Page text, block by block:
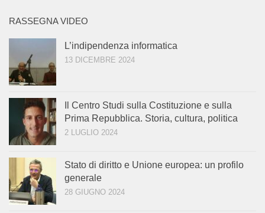
RASSEGNA VIDEO
L’indipendenza informatica
13 DICEMBRE 2024
Il Centro Studi sulla Costituzione e sulla
Prima Repubblica. Storia, cultura, politica
2 LUGLIO 2024
Stato di diritto e Unione europea: un profilo
generale
28 GIUGNO 2024